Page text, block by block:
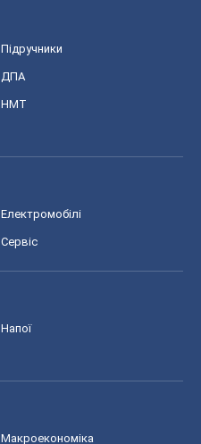
Підручники
ДПА
НМТ
Електромобілі
Сервіс
Напої
Макроекономіка